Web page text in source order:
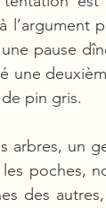
l’argument
pause
une
pin gris.
arbres, un
poches,
des